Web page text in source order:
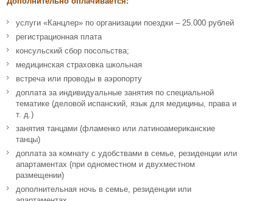
услуги «Канцлер» по организации поездки – 25.000 рублей
регистрационная плата
консульский сбор посольства;
медицинская страховка школьная
встреча или проводы в аэропорту
доплата за индивидуальные занятия по специальной
тематике (деловой испанский, язык для медицины, права и
т. д.)
занятия танцами (фламенко или латиноамериканские
танцы)
доплата за комнату с удобствами в семье, резиденции или
апартаментах (при одноместном и двухместном
размещении)
дополнительная ночь в семье, резиденции или